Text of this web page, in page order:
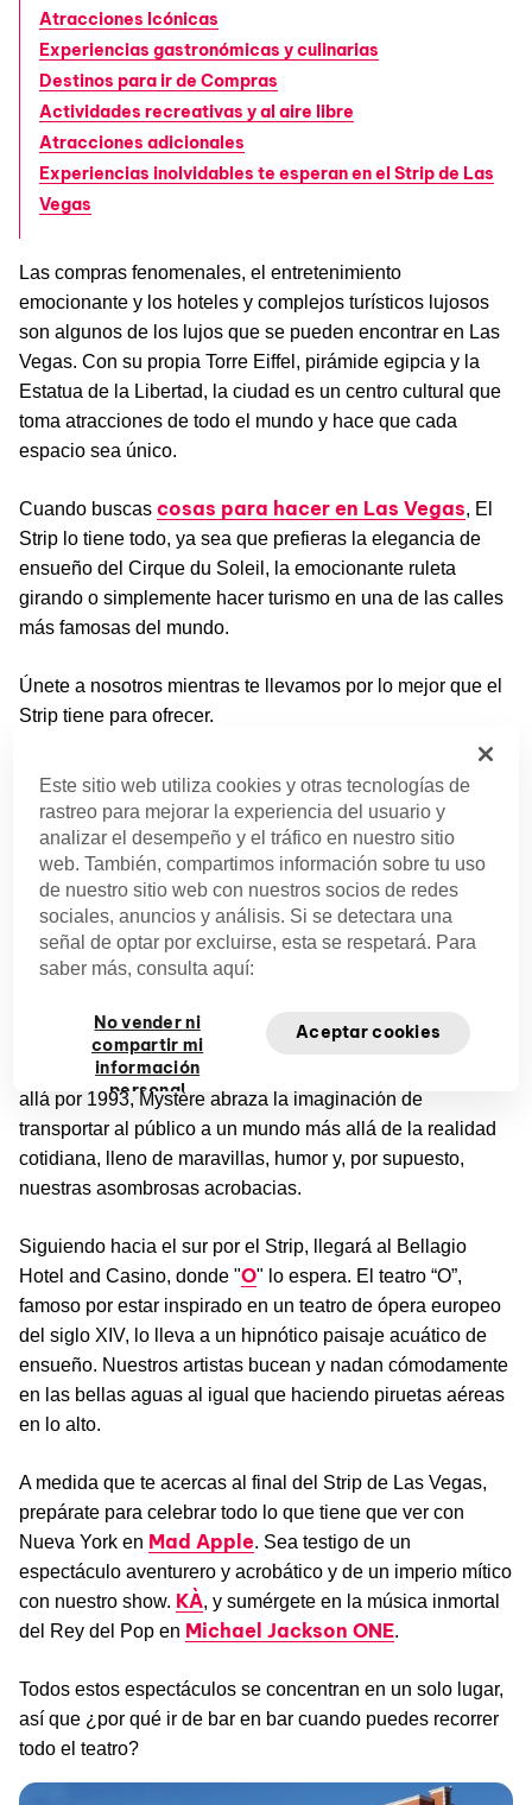
Atracciones Icónicas
Experiencias gastronómicas y culinarias
Destinos para ir de Compras
Actividades recreativas y al aire libre
Atracciones adicionales
Experiencias inolvidables te esperan en el Strip de Las
Vegas
Las compras fenomenales, el entretenimiento
emocionante y los hoteles y complejos turísticos lujosos
son algunos de los lujos que se pueden encontrar en Las
Vegas. Con su propia Torre Eiffel, pirámide egipcia y la
Estatua de la Libertad, la ciudad es un centro cultural que
toma atracciones de todo el mundo y hace que cada
espacio sea único.
Cuando buscas cosas para hacer en Las Vegas, El
Strip lo tiene todo, ya sea que prefieras la elegancia de
ensueño del Cirque du Soleil, la emocionante ruleta
girando o simplemente hacer turismo en una de las calles
más famosas del mundo.
Únete a nosotros mientras te llevamos por lo mejor que el
Strip tiene para ofrecer.
Entretenimiento y Shows
El Strip de Las Vegas ofrece entretenimiento que no
encontrarás en ningún otro lugar. Artistas emblemáticos se
instalan aquí en residencias de conciertos de larga
duración junto a los mejores magos de todo el mundo para
deslumbrar al público.
Comenzando porMystère
en Treasure Island, el primero
de nuestros espectáculos que se inauguró en Las Vegas,
allá por 1993, Mystère abraza la imaginación de
transportar al público a un mundo más allá de la realidad
cotidiana, lleno de maravillas, humor y, por supuesto,
nuestras asombrosas acrobacias.
Siguiendo hacia el sur por el Strip, llegará al Bellagio
Hotel and Casino, donde "O" lo espera. El teatro “O”,
famoso por estar inspirado en un teatro de ópera europeo
del siglo XIV, lo lleva a un hipnótico paisaje acuático de
ensueño. Nuestros artistas bucean y nadan cómodamente
en las bellas aguas al igual que haciendo piruetas aéreas
en lo alto.
A medida que te acercas al final del Strip de Las Vegas,
prepárate para celebrar todo lo que tiene que ver con
Nueva York en Mad Apple. Sea testigo de un
espectáculo aventurero y acrobático y de un imperio mítico
con nuestro show. KÀ, y sumérgete en la música inmortal
del Rey del Pop en Michael Jackson ONE.
Todos estos espectáculos se concentran en un solo lugar,
así que ¿por qué ir de bar en bar cuando puedes recorrer
todo el teatro?
Este sitio web utiliza cookies y otras tecnologías de
rastreo para mejorar la experiencia del usuario y
analizar el desempeño y el tráfico en nuestro sitio
web. También, compartimos información sobre tu uso
de nuestro sitio web con nuestros socios de redes
sociales, anuncios y análisis. Si se detectara una
señal de optar por excluirse, esta se respetará. Para
saber más, consulta aquí:
No vender ni
compartir mi
información
personal
Aceptar cookies